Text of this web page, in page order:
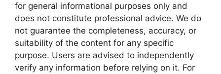
for general informational purposes only and
does not constitute professional advice. We do
not guarantee the completeness, accuracy, or
suitability of the content for any specific
purpose. Users are advised to independently
verify any information before relying on it. For